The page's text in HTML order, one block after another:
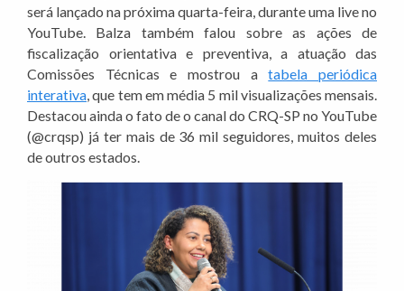
será lançado na próxima quarta-feira, durante uma live no
YouTube. Balza também falou sobre as ações de
fiscalização orientativa e preventiva, a atuação das
Comissões Técnicas e mostrou atabela periódica
interativa , que tem em média 5 mil visualizações mensais.
Destacou ainda o fato de o canal do CRQ-SP no YouTube
(@crqsp) já ter mais de 36 mil seguidores, muitos deles
de outros estados.